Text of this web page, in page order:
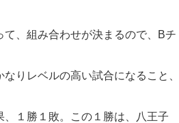
、組み合わせが決まるので、Bチ
りレベルの高い試合になること、
１勝１敗。この１勝は、八王子